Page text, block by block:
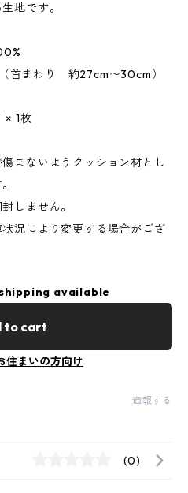
地です。
首まわり 約27cm〜30cm）
× 1枚
まないようクッション材とし
しません。
況により変更する場合がござ
available
to cart
住まいの方向け
通報する
(0)